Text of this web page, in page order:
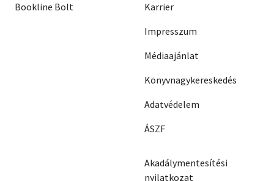
Bookline Bolt
Karrier
Impresszum
Médiaajánlat
Könyvnagykereskedés
Adatvédelem
ÁSZF
Akadálymentesítési
nyilatkozat